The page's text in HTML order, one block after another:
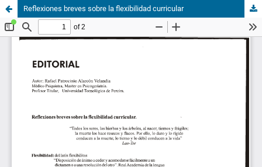
Reflexiones breves sobre la flexibilidad curricular